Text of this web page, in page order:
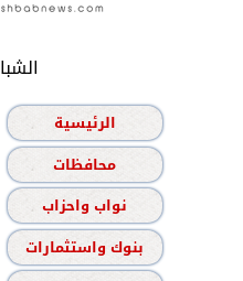
الرئيسية
محافظات
نواب واحزاب
بنوك واستثمارات